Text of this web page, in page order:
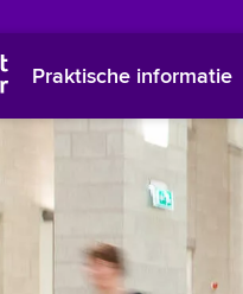
Praktische informatie